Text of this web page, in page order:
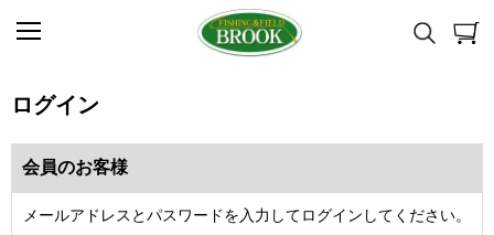
ログイン
会員のお客様
メールアドレスとパスワードを入力してログインしてください。